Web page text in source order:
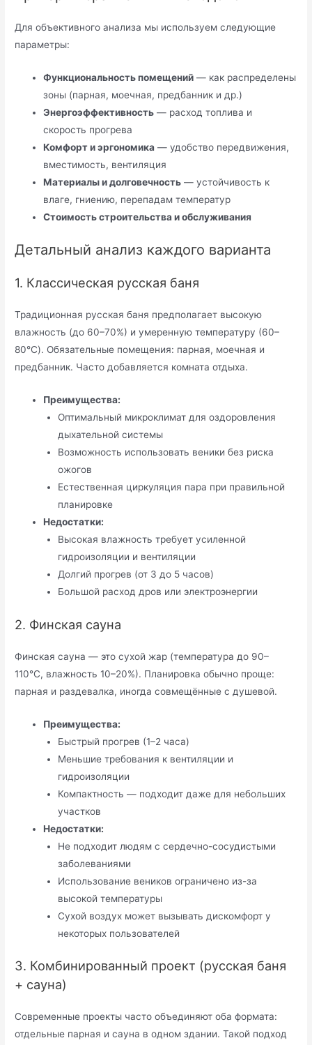
Для объективного анализа мы используем следующие
параметры:
Функциональность помещений — как распределены
зоны (парная, моечная, предбанник и др.)
Энергоэффективность — расход топлива и
скорость прогрева
Комфорт и эргономика — удобство передвижения,
вместимость, вентиляция
Материалы и долговечность — устойчивость к
влаге, гниению, перепадам температур
Стоимость строительства и обслуживания
Детальный анализ каждого варианта
1. Классическая русская баня
Традиционная русская баня предполагает высокую
влажность (до 60–70%) и умеренную температуру (60–
80°C). Обязательные помещения: парная, моечная и
предбанник. Часто добавляется комната отдыха.
Преимущества:
Оптимальный микроклимат для оздоровления
дыхательной системы
Возможность использовать веники без риска
ожогов
Естественная циркуляция пара при правильной
планировке
Недостатки:
Высокая влажность требует усиленной
гидроизоляции и вентиляции
Долгий прогрев (от 3 до 5 часов)
Большой расход дров или электроэнергии
2. Финская сауна
Финская сауна — это сухой жар (температура до 90–
110°C, влажность 10–20%). Планировка обычно проще:
парная и раздевалка, иногда совмещённые с душевой.
Преимущества:
Быстрый прогрев (1–2 часа)
Меньшие требования к вентиляции и
гидроизоляции
Компактность — подходит даже для небольших
участков
Недостатки:
Не подходит людям с сердечно-сосудистыми
заболеваниями
Использование веников ограничено из-за
высокой температуры
Сухой воздух может вызывать дискомфорт у
некоторых пользователей
3. Комбинированный проект (русская баня
+ сауна)
Современные проекты часто объединяют оба формата:
отдельные парная и сауна в одном здании. Такой подход